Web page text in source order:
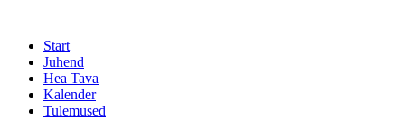
Start
Juhend
Hea Tava
Kalender
Tulemused